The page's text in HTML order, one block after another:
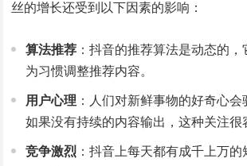
丝的增长还受到以下因素的影响：
算法推荐 ：抖音的推荐算法是动态的
为习惯调整推荐内容。
用户心理 ：人们对新鲜事物的好奇心
如果没有持续的内容输出，这种关注很
竞争激烈 ：抖音上每天都有成千上万